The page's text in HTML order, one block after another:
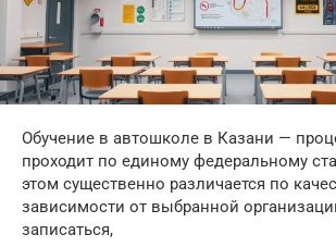
Обучение в автошколе в Казани —
проходит по единому федеральному
этом существенно различается по
зависимости от выбранной
записаться,